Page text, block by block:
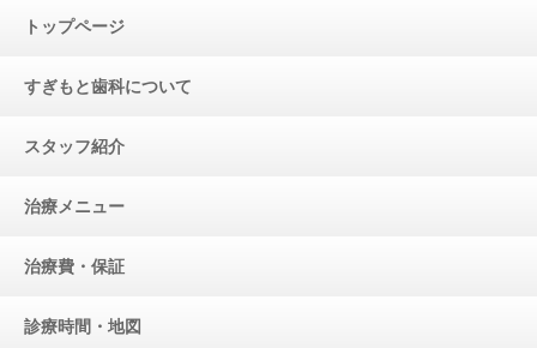
トップページ
すぎもと歯科について
スタッフ紹介
治療メニュー
治療費・保証
診療時間・地図